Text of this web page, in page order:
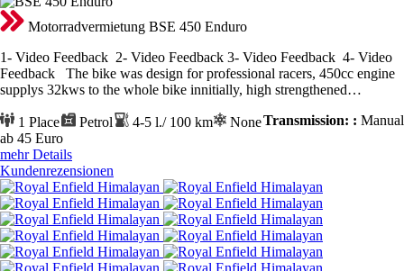
Motorradvermietung BSE 450 Enduro
1- Video Feedback 2- Video Feedback 3- Video Feedback 4- Video
Feedback The bike was design for professional racers, 450cc engine
supplys 32kws to the whole bike innitially, high strengthened…
1 Place Petrol 4-5 l./ 100 km NoneTransmission: : Manual
ab 45 Euro
mehr Details
Kundenrezensionen